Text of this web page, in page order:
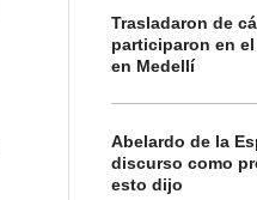
Trasladaron de
participaron en el
en Medellí
Abelardo de la
discurso como
esto dijo